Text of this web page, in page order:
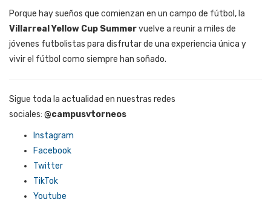
Porque hay sueños que comienzan en un campo de fútbol, la
Villarreal Yellow Cup Summervuelve a reunir a miles de
jóvenes futbolistas para disfrutar de una experiencia única y
vivir el fútbol como siempre han soñado.
Sigue toda la actualidad en nuestras redes
sociales: @campusvtorneos
Instagram
Facebook
Twitter
TikTok
Youtube